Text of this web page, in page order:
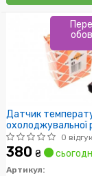
Датчик
охолоджувальної
0
380 ₴
Артикул: